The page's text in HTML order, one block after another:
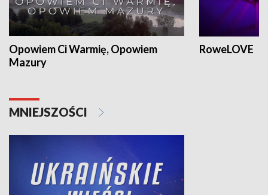
Opowiem Ci Warmię, Opowiem
Mazury
RoweLOVE
MNIEJSZOŚCI